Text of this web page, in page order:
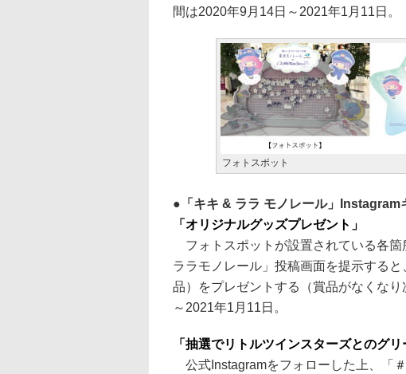
間は2020年9月14日～2021年1月11日。
フォトスポット
「キキ & ララ モノレール」Instagram
「オリジナルグッズプレゼント」
フォトスポットが設置されている各箇
ララモノレール」投稿画面を提示する
品）をプレゼントする（賞品がなくな
～2021年1月11日。
「抽選でリトルツインスターズとのグリ
公式Instagramをフォローした上、「